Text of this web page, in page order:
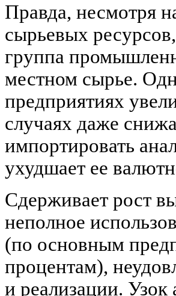
Правда, несмотря
сырьевых
группа
местном сырье.
предприятиях
случаях даже
импортировать
ухудшает ее
Сдерживает рост
неполное
(по основным
процентам),
и реализации.